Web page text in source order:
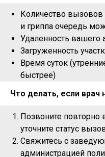
Количество
и гриппа очередь
Удаленность вашего
Загруженность
Время суток
быстрее)
Что делать, если врач
Позвоните повторно
уточните статус
Свяжитесь с
администрацией